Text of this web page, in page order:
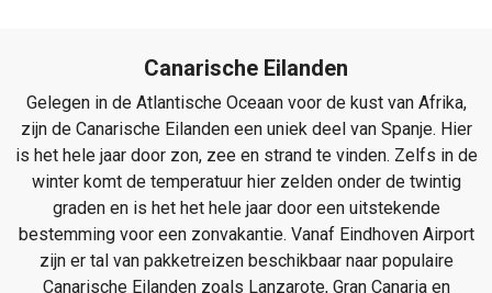
Canarische Eilanden
Gelegen in de Atlantische Oceaan voor de kust van Afrika,
zijn de Canarische Eilanden een uniek deel van Spanje. Hier
is het hele jaar door zon, zee en strand te vinden. Zelfs in de
winter komt de temperatuur hier zelden onder de twintig
graden en is het het hele jaar door een uitstekende
bestemming voor een zonvakantie. Vanaf Eindhoven Airport
zijn er tal van pakketreizen beschikbaar naar populaire
Canarische Eilanden zoals Lanzarote, Gran Canaria en